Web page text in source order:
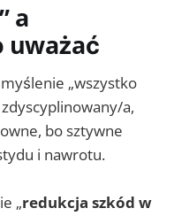
a
uważać
„wszystko
a,
bo sztywne
i nawrotu.
„redukcja szkód w